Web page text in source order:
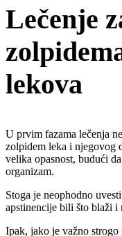
Lečenje
lekova
U prvim fazama lečenja
zolpidem leka i njegovog
velika opasnost, budući
organizam.
Stoga je neophodno
apstinencije bili što blaži i
Ipak, jako je važno